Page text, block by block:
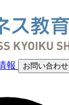
報 お問い合わせ